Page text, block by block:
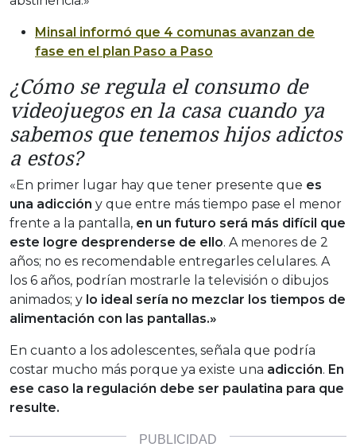
Minsal informó que 4 comunas avanzan de
fase en el plan Paso a Paso
¿Cómo se regula el consumo de
videojuegos en la casa cuando ya
sabemos que tenemos hijos adictos
a estos?
«En primer lugar hay que tener presente que es
una adicción y que entre más tiempo pase el menor
frente a la pantalla, en un futuro será más difícil que
este logre desprenderse de ello. A menores de 2
años; no es recomendable entregarles celulares. A
los 6 años, podrían mostrarle la televisión o dibujos
animados; y lo ideal sería no mezclar los tiempos de
alimentación con las pantallas.»
En cuanto a los adolescentes, señala que podría
costar mucho más porque ya existe una adicción. En
ese caso la regulación debe ser paulatina para que
resulte.